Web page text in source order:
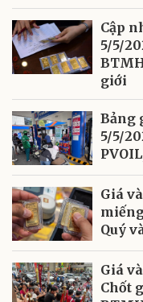
Cập
5/5/
giới
Bảng
5/5/
Giá
Quý
Giá
Chốt